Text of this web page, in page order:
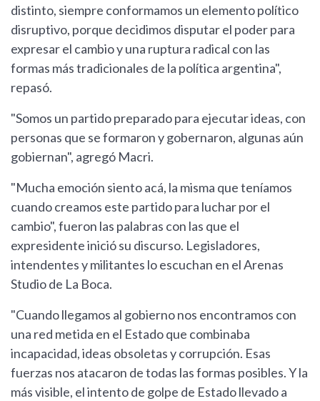
distinto, siempre conformamos un elemento político
disruptivo, porque decidimos disputar el poder para
expresar el cambio y una ruptura radical con las
formas más tradicionales de la política argentina",
repasó.
"Somos un partido preparado para ejecutar ideas, con
personas que se formaron y gobernaron, algunas aún
gobiernan", agregó Macri.
"Mucha emoción siento acá, la misma que teníamos
cuando creamos este partido para luchar por el
cambio", fueron las palabras con las que el
expresidente inició su discurso. Legisladores,
intendentes y militantes lo escuchan en el Arenas
Studio de La Boca.
"Cuando llegamos al gobierno nos encontramos con
una red metida en el Estado que combinaba
incapacidad, ideas obsoletas y corrupción. Esas
fuerzas nos atacaron de todas las formas posibles. Y la
más visible, el intento de golpe de Estado llevado a